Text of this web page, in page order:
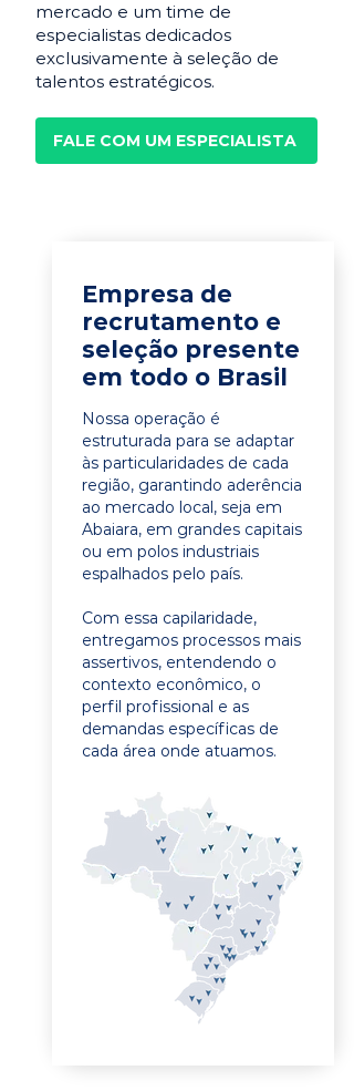
mercado e um time de
especialistas dedicados
exclusivamente à seleção de
talentos estratégicos.
FALE COM UM ESPECIALISTA
Empresa de
recrutamento e
seleção presente
em todo o Brasil
Nossa operação é
estruturada para se adaptar
às particularidades de cada
região, garantindo aderência
ao mercado local, seja em
Abaiara, em grandes capitais
ou em polos industriais
espalhados pelo país.
Com essa capilaridade,
entregamos processos mais
assertivos, entendendo o
contexto econômico, o
perfil profissional e as
demandas específicas de
cada área onde atuamos.